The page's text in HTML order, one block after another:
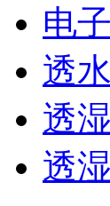
电
透
透
透